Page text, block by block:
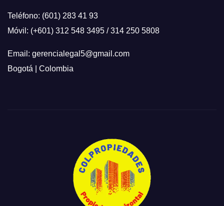
Teléfono: (601) 283 41 93
Móvil: (+601) 312 548 3495 / 314 250 5808
Email: gerencialegal5@gmail.com
Bogotá | Colombia